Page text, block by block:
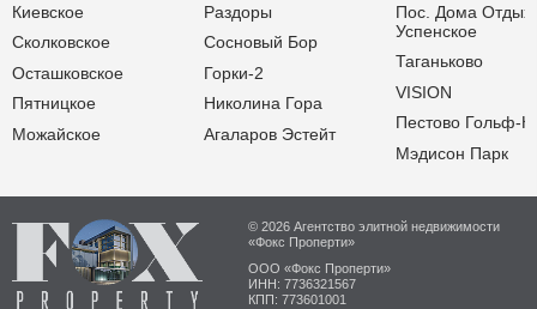
Киевское
Сколковское
Осташковское
Пятницкое
Можайское
Раздоры
Сосновый Бор
Горки-2
Николина Гора
Агаларов Эстейт
Пос. Дома
Успенское
Таганьково
VISION
Пестово Гольф-
Мэдисон Парк
© 2026 Агентство элитной недвижимости
«Фокс Проперти»
ООО «Фокс Проперти»
ИНН: 7736321567
КПП: 773601001